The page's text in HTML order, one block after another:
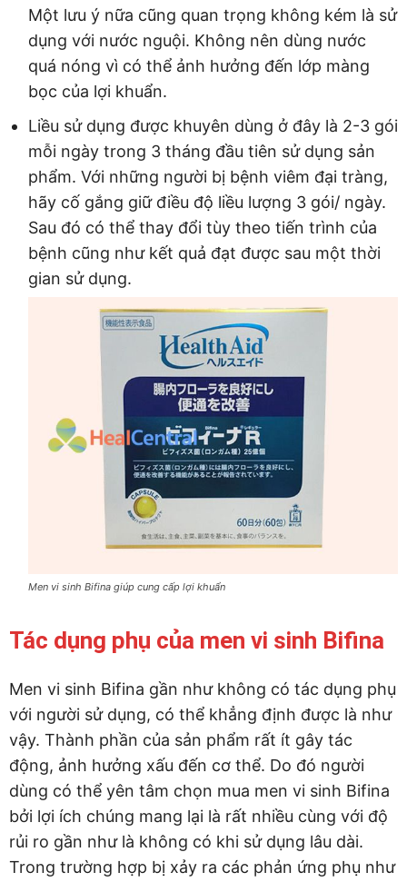
Một lưu ý nữa cũng quan trọng không kém là sử
dụng với nước nguội. Không nên dùng nước
quá nóng vì có thể ảnh hưởng đến lớp màng
bọc của lợi khuẩn.
Liều sử dụng được khuyên dùng ở đây là 2-3 gói
mỗi ngày trong 3 tháng đầu tiên sử dụng sản
phẩm. Với những người bị bệnh viêm đại tràng,
hãy cố gắng giữ điều độ liều lượng 3 gói/ ngày.
Sau đó có thể thay đổi tùy theo tiến trình của
bệnh cũng như kết quả đạt được sau một thời
gian sử dụng.
Men vi sinh Bifina giúp cung cấp lợi khuẩn
Tác dụng phụ của men vi sinh Bifina
Men vi sinh Bifina gần như không có tác dụng phụ
với người sử dụng, có thể khẳng định được là như
vậy. Thành phần của sản phẩm rất ít gây tác
động, ảnh hưởng xấu đến cơ thể. Do đó người
dùng có thể yên tâm chọn mua men vi sinh Bifina
bởi lợi ích chúng mang lại là rất nhiều cùng với độ
rủi ro gần như là không có khi sử dụng lâu dài.
Trong trường hợp bị xảy ra các phản ứng phụ như